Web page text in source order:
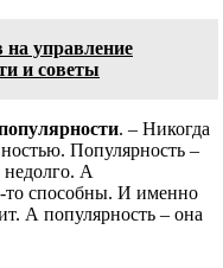
на управление
и советы
. – Никогда
Популярность –
недолго. А
то способны. И именно
А популярность – она